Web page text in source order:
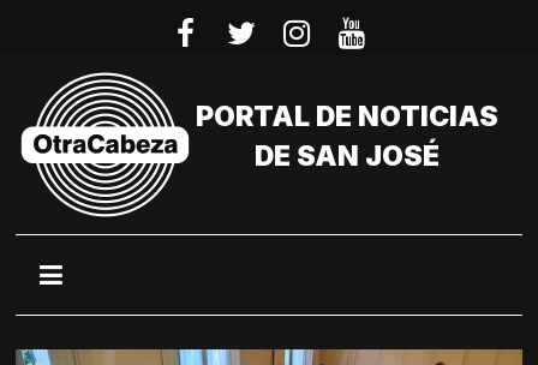
PORTAL DE NOTICIAS
DE SAN JOSÉ